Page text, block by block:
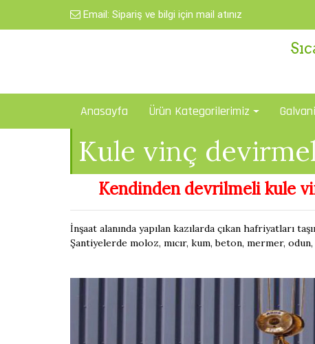
Email: Sipariş ve bilgi için mail atınız
Anasayfa Ürün Kategorilerimiz
Kule vinç
Kendinden devrilmeli kule
İnşaat alanında yapılan kazılarda çıkan hafriyatları
Şantiyelerde moloz, mıcır, kum, beton, mermer,